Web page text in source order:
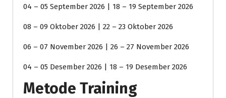
04 – 05 September 2026 | 18 – 19 September 2026
08 – 09 Oktober 2026 | 22 – 23 Oktober 2026
06 – 07 November 2026 | 26 – 27 November 2026
04 – 05 Desember 2026 | 18 – 19 Desember 2026
Metode Training